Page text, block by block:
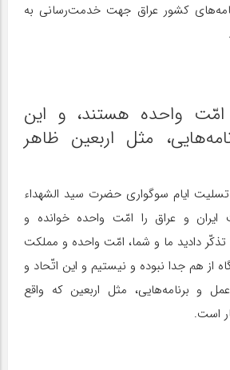
کشور عراق جهت خدمت‌رسانی به
امّت واحده هستند، و این
مثل اربعین ظاهر
ایام سوگواری حضرت سید الشهداء
ایران و عراق را امّت واحده خوانده و
دادید ما و شما، امّت واحده و مملکت
از هم جدا نبوده و نیستیم و این اتّحاد و
و برنامه‌هایی، مثل اربعین که واقع
است.